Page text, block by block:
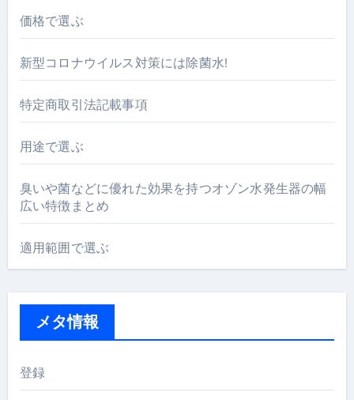
価格で選ぶ
新型コロナウイルス対策には除菌水!
特定商取引法記載事項
用途で選ぶ
臭いや菌などに優れた効果を持つオゾン水発生器の幅
広い特徴まとめ
適用範囲で選ぶ
メタ情報
登録